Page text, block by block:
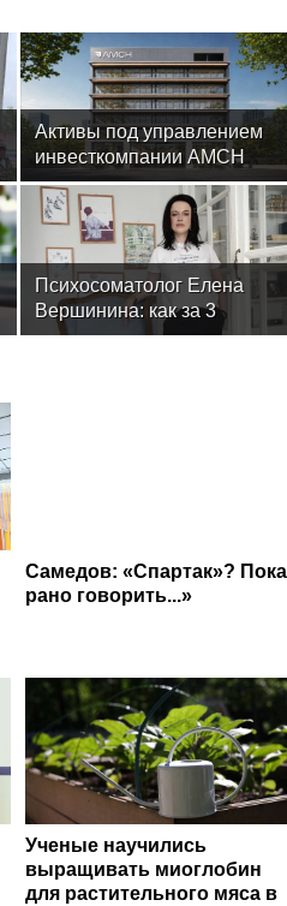
Активы под управлением
инвесткомпании AMCH
превысили $50 млн
Психосоматолог Елена
Вершинина: как за 3
минуты вернуть себе
Самедов: «Спартак»? Пока
рано говорить...»
Ученые научились
выращивать миоглобин
для растительного мяса в